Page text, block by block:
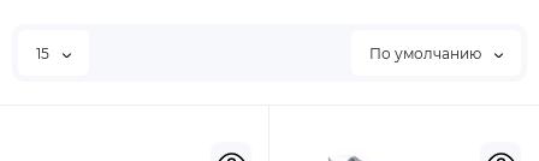
15 По умолчанию